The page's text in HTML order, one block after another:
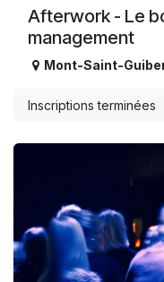
Afterwork - Le
management
Mont-Saint-
Inscriptions terminées